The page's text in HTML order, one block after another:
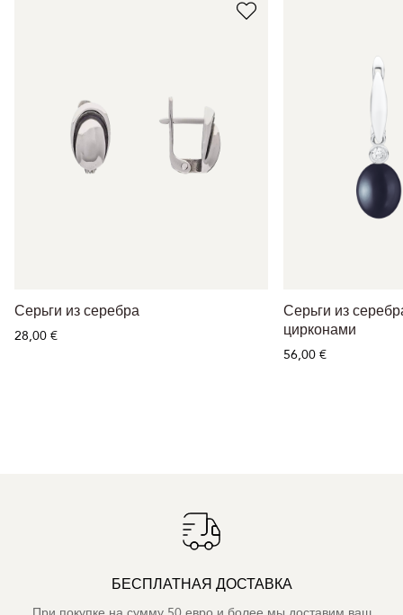
Серьги из серебра
28,00 €
Серьги из
цирконами
56,00 €
БЕСПЛАТНАЯ ДОСТАВКА